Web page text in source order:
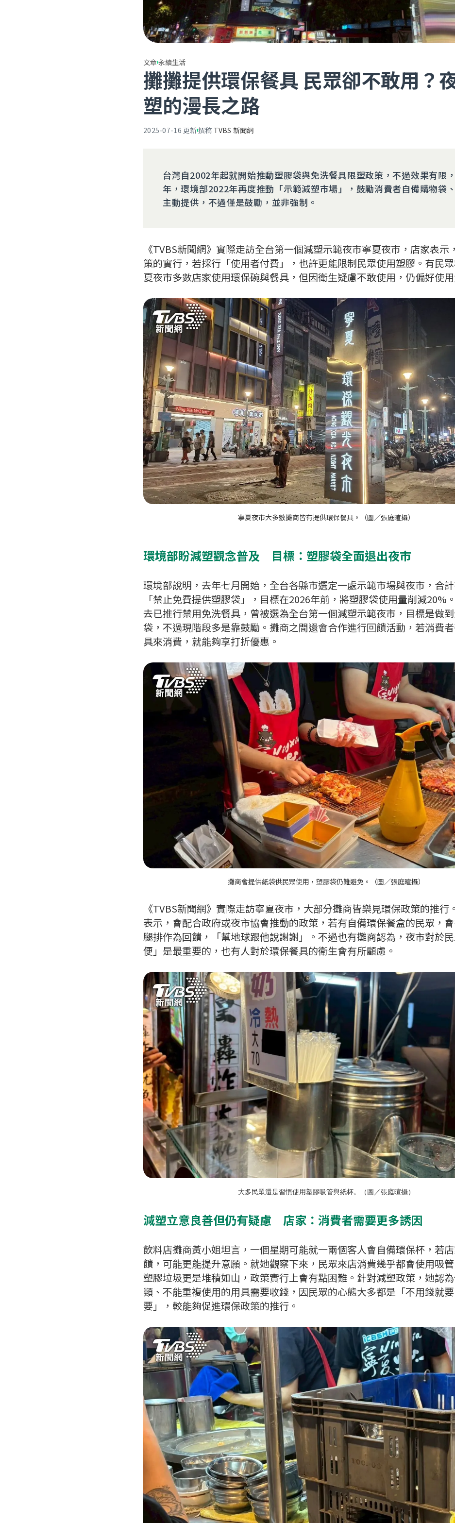
文章永續生活
攤攤提供環保餐具 民眾卻不敢用？
塑的漫長之路
2025-07-16 更新撰稿 TVBS 新聞網
台灣自2002年起就開始推動塑膠袋與免洗餐具限塑政策，不過效果有限
年，環境部2022年再度推動「示範減塑市場」，鼓勵消費者自備購物袋
主動提供，不過僅是鼓勵，並非強制。
《TVBS新聞網》實際走訪全台第一個減塑示範夜市寧夏夜市，店家表示
策的實行，若採行「使用者付費」，也許更能限制民眾使用塑膠。有民
夏夜市多數店家使用環保碗與餐具，但因衛生疑慮不敢使用，仍偏好使
寧夏夜市大多數攤商皆有提供環保餐具。（圖／張庭暄攝）
環境部盼減塑觀念普及 目標：塑膠袋全面退出夜市
環境部說明，去年七月開始，全台各縣市選定一處示範市場與夜市，合
「禁止免費提供塑膠袋」，目標在2026年前，將塑膠袋使用量削減20%
去已推行禁用免洗餐具，曾被選為全台第一個減塑示範夜市，目標是做
袋，不過現階段多是靠鼓勵。攤商之間還會合作進行回饋活動，若消費
具來消費，就能夠享打折優惠。
攤商會提供紙袋供民眾使用，塑膠袋仍難避免。（圖／張庭暄攝）
《TVBS新聞網》實際走訪寧夏夜市，大部分攤商皆樂見環保政策的推行
表示，會配合政府或夜市協會推動的政策，若有自備環保餐盒的民眾，
腿排作為回饋，「幫地球跟他說謝謝」。不過也有攤商認為，夜市對於
便」是最重要的，也有人對於環保餐具的衛生會有所顧慮。
大多民眾還是習慣使用塑膠吸管與紙杯。（圖／張庭暄攝）
減塑立意良善但仍有疑慮 店家：消費者需要更多誘因
飲料店攤商黃小姐坦言，一個星期可能就一兩個客人會自備環保杯，若
饋，可能更能提升意願。就她觀察下來，民眾來店消費幾乎都會使用吸
塑膠垃圾更是堆積如山，政策實行上會有點困難。針對減塑政策，她認
類、不能重複使用的用具需要收錢，因民眾的心態大多都是「不用錢就
要」，較能夠促進環保政策的推行。